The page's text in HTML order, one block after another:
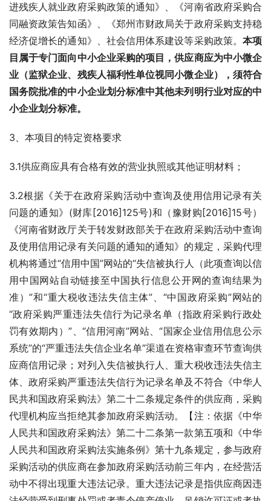
进残疾人就业政府采购政策的通知》、《河南省政府采购合
同融资政策告知函》、《郑州市财政局关于政府采购支持稳
经济促增长的通知》、社会信用体系建设等采购政策。 本项
目属于专门面向中小企业采购的项目 ，供应商应为中小微企
业（监狱企业、残疾人福利性单位视同小微企业），须符合
国务院批准的中小企业划分标准中其他未列明行业对应的中
小企业划分标准。
3、本项目的特定资格要求
3.1供应商应具有合格有效的营业执照或其他证明材料；
3.2根据《关于在政府采购活动中查询及使用信用记录有关
问题的通知》(财库[2016]125号)和（豫财购[2016]15号）
《河南省财政厅关于转发财政部关于在政府采购活动中查询
及使用信用记录有关问题的通知的通知》的规定，采购代理
机构将通过“信用中国”网站的“失信被执行人（此项查询以信
用中国网站自动链接至中国执行信息公开网的查询结果为
准）”和“重大税收违法失信主体”、“中国政府采购”网站的
“政府采购严重违法失信行为记录名单（指政府采购行政处
罚有效期内）”、“信用河南”网站、“国家企业信用信息公示
系统”的“严重违法失信企业名单”渠道在资格审查环节查询供
应商信用记录；对列入失信被执行人、重大税收违法失信主
体、政府采购严重违法失信行为记录名单及不符合《中华人
民共和国政府采购法》第二十二条规定条件的供应商，采购
代理机构应当拒绝其参加政府采购活动。【注：依据《中华
人民共和国政府采购法》第二十二条第一款第五项和《中华
人民共和国政府采购法实施条例》第十九条规定，参与政府
采购活动的供应商在参加政府采购活动前三年内，在经营活
动中不得出现重大违法记录。重大违法记录是指供应商因违